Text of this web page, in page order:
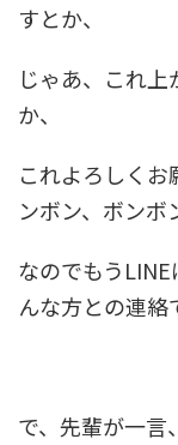
すとか、
じゃあ、これ
か、
これよろしく
ンボン、ボンボ
なのでもう
んな方との連絡
で、先輩が一